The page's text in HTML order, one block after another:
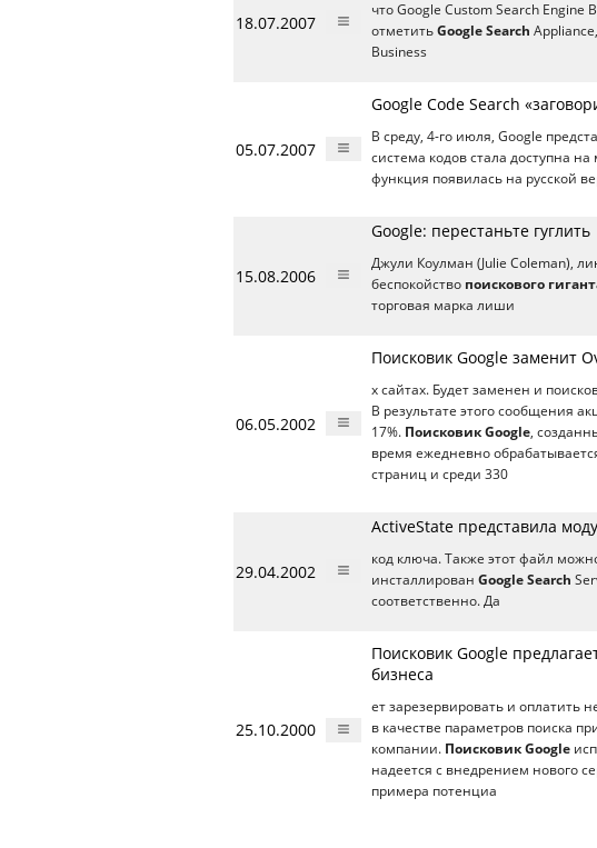
18.07.2007
что Google Custom Search
отметить Google Search
Business
05.07.2007
Google Code Search
В среду, 4-го июля, Google
система кодов стала доступна
функция появилась на русской
15.08.2006
Google: перестаньте гуглить
Джули Коулман (Julie Coleman),
беспокойство поискового
торговая марка лиши
06.05.2002
Поисковик Google заменит
х сайтах. Будет заменен и
В результате этого сообщения
17%. Поисковик Google,
время ежедневно
страниц и среди 330
29.04.2002
ActiveState представила
код ключа. Также этот файл
инсталлирован Google Search
соответственно. Да
25.10.2000
Поисковик Google
бизнеса
ет зарезервировать и оплатить
в качестве параметров поиска
компании. Поисковик Google
надеется с внедрением нового
примера потенциа